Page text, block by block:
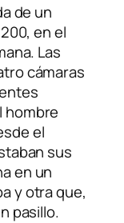
de un
en el
Las
cámaras
hombre
el
sus
en un
y otra que,
pasillo.